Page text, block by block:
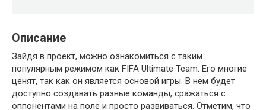
Описание
Зайдя в проект, можно ознакомиться с таким
популярным режимом как FIFA Ultimate Team. Его многие
ценят, так как он является основой игры. В нем будет
доступно создавать разные команды, сражаться с
оппонентами на поле и просто развиваться. Отметим, что